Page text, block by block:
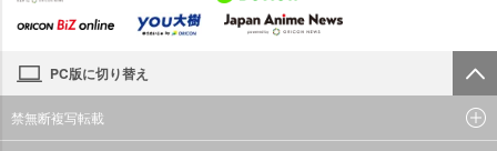
PC版に切り替え
禁無断複写転載